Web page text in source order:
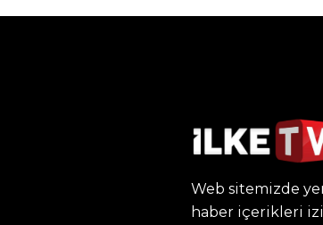
Web sitemizde
haber içerikleri